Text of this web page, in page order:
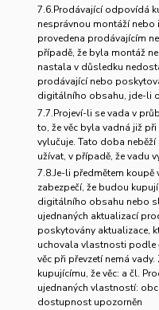
7.6.Prodávající odpovídá
nesprávnou montáží
provedena prodávajícím
případě, že byla montáž
nastala v důsledku
prodávající nebo
digitálního obsahu, jde-li
7.7.Projeví-li se vada v
to, že věc byla vadná již
vylučuje. Tato doba
užívat, v případě, že vadu
7.8.Je-li předmětem
zabezpečí, že budou
digitálního obsahu nebo
ujednaných aktualizací
poskytovány aktualizace,
uchovala vlastnosti podle
věc při převzetí nemá
kupujícímu, že věc: a čl.
ujednaných vlastností:
dostupnost upozorněn